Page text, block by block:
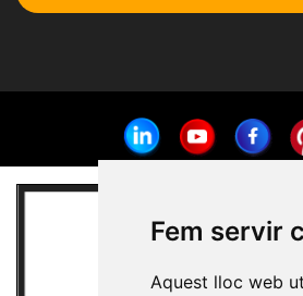
Fem servir
Aquest lloc web